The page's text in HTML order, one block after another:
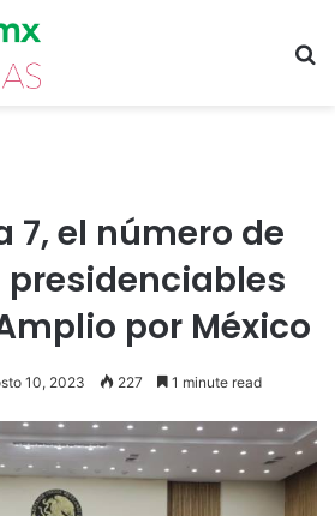
7, el número de
por México
10, 2023 227 1 minute read